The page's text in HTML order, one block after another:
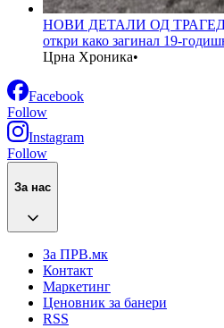
НОВИ ДЕТАЛИ ОД
откри како загинал 19-
Црна Хроника•
Facebook
Follow
Instagram
Follow
За нас
За ПРВ.мк
Контакт
Маркетинг
Ценовник за банери
RSS